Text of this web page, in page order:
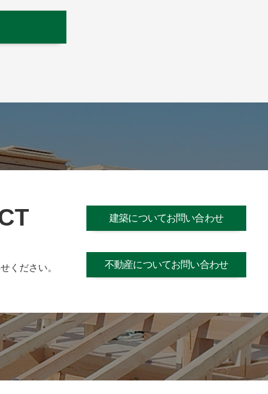
ください。
建築についてお問い合わせ
不動産についてお問い合わせ